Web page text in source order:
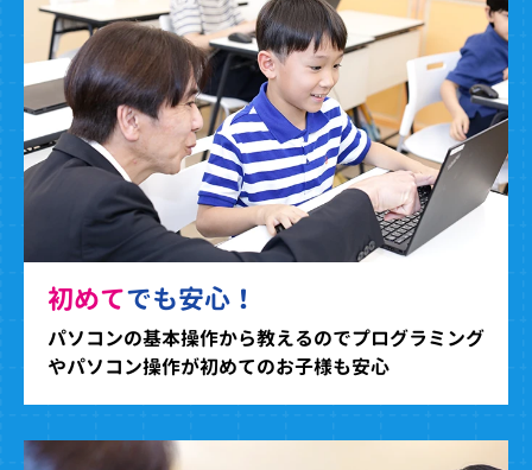
初めてでも安心！
パソコンの基本操作から教えるのでプログラミング
やパソコン操作が初めてのお子様も安心